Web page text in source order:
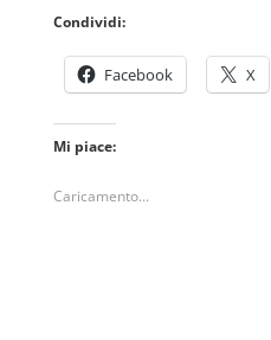
Condividi:
Facebook X
Mi piace:
Caricamento...